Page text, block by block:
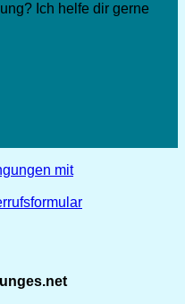
Ich helfe dir gerne
mit